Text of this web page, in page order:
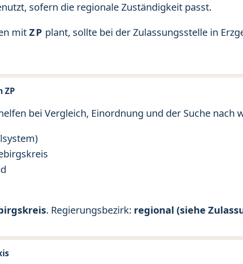
sofern die regionale Zuständigkeit passt.
mitZP plant, sollte bei der Zulassungsstelle in
ZP
bei Vergleich, Einordnung und der Suche nach
. Regierungsbezirk: regional (siehe